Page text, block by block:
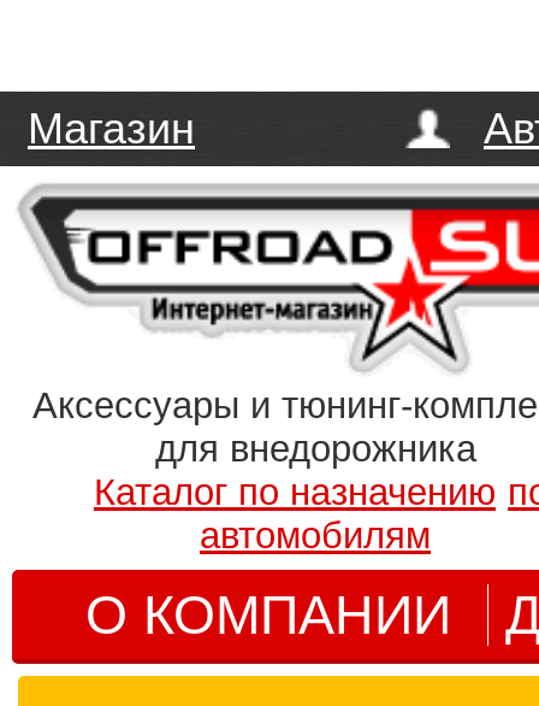
Магазин
Аксессуары и тюнинг-
для внедорожника
Каталог по назначению
автомобилям
О КОМПАНИИ